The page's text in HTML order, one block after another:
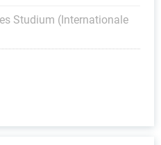
Studium (Internationale